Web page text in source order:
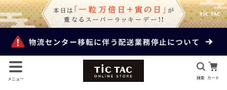
メニュー 検索 カート